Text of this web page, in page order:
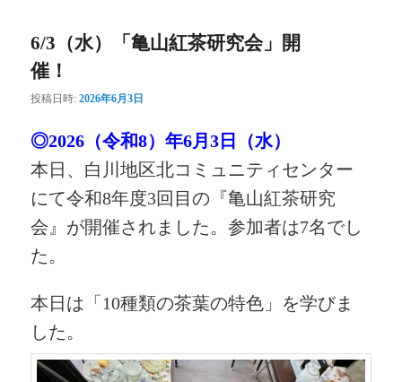
6/3（水）「亀山紅茶研究会」開
催！
投稿日時:2026年6月3日
◎2026（令和8）年6月3日（水）
本日、白川地区北コミュニティセンター
にて令和8年度3回目の『亀山紅茶研究
会』が開催されました。参加者は7名でし
た。
本日は「10種類の茶葉の特色」を学びま
した。